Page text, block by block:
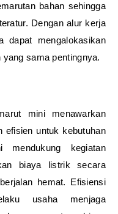
bahan sehingga
Dengan alur kerja
dapat mengalokasikan
sama pentingnya.
mini menawarkan
efisien untuk kebutuhan
mendukung kegiatan
biaya listrik secara
hemat. Efisiensi
usaha menjaga